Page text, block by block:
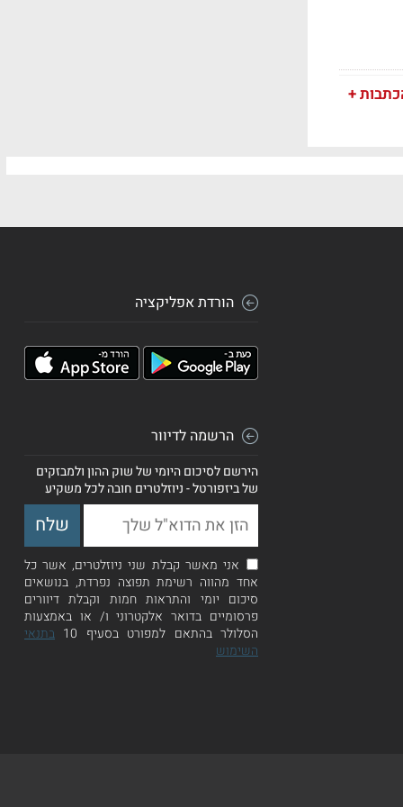
+
הורדת אפליקציה
הרשמה לדיוור
הירשם לסיכום היומי של שוק ההון ולמבזקים
של ביזפורטל - ניוזלטרים חובה לכל משקיע
אני מאשר קבלת שני ניוזלטרים, אשר כל
אחד מהווה רשימת תפוצה נפרדת, בנושאים
סיכום יומי והתראות חמות וקבלת דיוורים
פרסומיים בדואר אלקטרוני ו/ או באמצעות
הסלולר בהתאם למפורט בסעיף 10
בתנאי
השימוש